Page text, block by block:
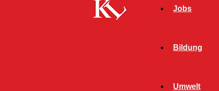
Jobs
Bildung
Umwelt